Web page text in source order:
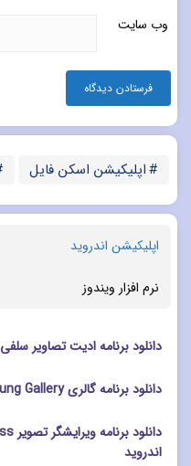
وب‌ سایت
اپلیکیشن اسکن فایل
اپلیکیشن اندروید
نرم افزار ویندوز
دانلود برنامه ادیت تصاویر سلفی Camera360 برای اندروید
دانلود برنامه گالری Samsung Gallery برای اندروید
اندروید